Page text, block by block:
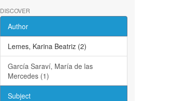
DISCOVER
Author
Lemes, Karina Beatriz (2)
García Saraví, María de las
Mercedes (1)
Subject